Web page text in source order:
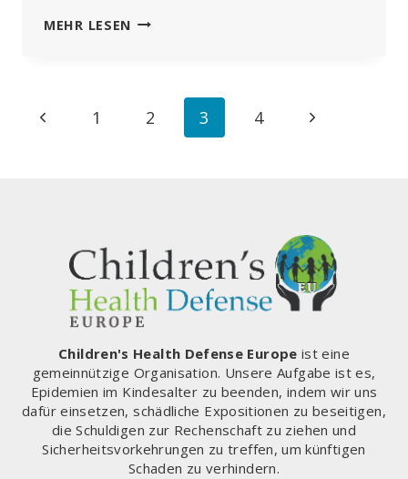
MEHR LESEN IRISCHE
GEPLANTE
KEULUNG
RREICHUNG D
ER K
LIMAZIELE
Seitennavigation
Vorherige
1 2 3 4
Nächste
Children's Health Defense Europe ist eine
gemeinnützige Organisation. Unsere Aufgabe ist es,
Epidemien im Kindesalter zu beenden, indem wir uns
dafür einsetzen, schädliche Expositionen zu beseitigen,
die Schuldigen zur Rechenschaft zu ziehen und
Sicherheitsvorkehrungen zu treffen, um künftigen
Schaden zu verhindern.